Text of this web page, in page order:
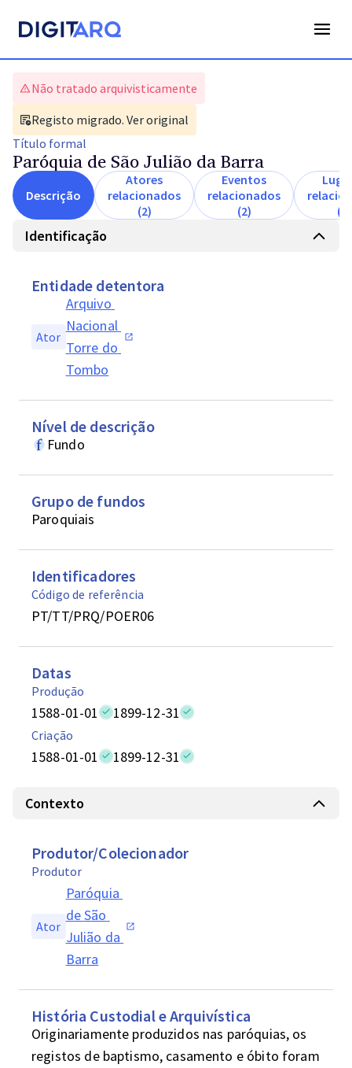
Não tratado arquivisticamente
Registo migrado. Ver original
Título formal
Paróquia de São Julião da Barra
Descrição
Atores
relacionados
(2)
Eventos
relacionados
(2)
(2)
Identificação
Entidade detentora
Ator
Arquivo
Nacional
Torre do
Tombo
Nível de descrição
Fundo
Grupo de fundos
Paroquiais
Identificadores
Código de referência
PT/TT/PRQ/POER06
Datas
Produção
1588-01-01 1899-12-31
Criação
1588-01-01 1899-12-31
Contexto
Produtor/Colecionador
Produtor
Ator
Paróquia
de São
Julião da
Barra
História Custodial e Arquivística
Originariamente produzidos nas paróquias, os
registos de baptismo, casamento e óbito foram